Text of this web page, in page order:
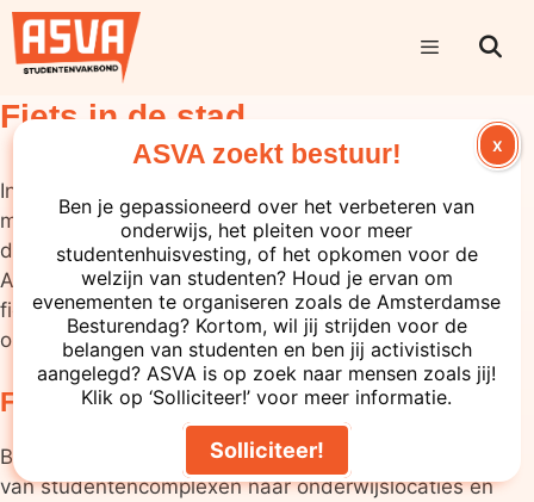
Fiets in de stad
In Amsterdam kom je (bijna) overal snel en goedkoop
met de fiets. Toch staat de bereikbaarheid onder
druk doordat het fietsgebruik sterk is toegenomen.
ASVA zet zich in toenemende mate in om ook de
fietsbereikbaarheid van studentencomplexen en
onderwijslocaties te waarborgen.
Fietsroutes
Belangrijke fietsroutes van studenten begeven zich
van studentencomplexen naar onderwijslocaties en
ASVA zoekt bestuur!
Ben je gepassioneerd over het verbeteren van
onderwijs, het pleiten voor meer
studentenhuisvesting, of het opkomen voor de
welzijn van studenten? Houd je ervan om
evenementen te organiseren zoals de Amsterdamse
Besturendag? Kortom, wil jij strijden voor de
belangen van studenten en ben jij activistisch
aangelegd? ASVA is op zoek naar mensen zoals jij!
Klik op ‘Solliciteer!’ voor meer informatie.
Solliciteer!
X